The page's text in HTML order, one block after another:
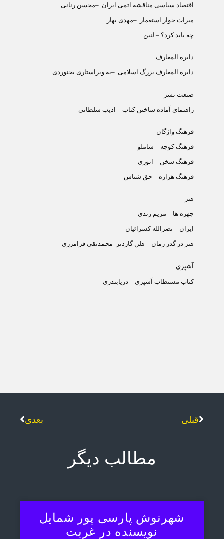
اقتصاد سیاسی مناقشه اتمی ایران –محسن رنانی
میراث خوار استعمار
–مهدی بهار
چه باید کرد؟ – لنین
دایره المعارف
دایره المعارف بزرگ اسلامی –به ویراستاری بجنوردی
صنعت نشر
راهنمای آماده ساختن کتاب –ادیب سلطانی
فرهنگ واژگان
فرهنگ کوچه –شاملو
فرهنگ سخن – انوری
فرهنگ هزاره –حق شناس
هنر
چهره ها –مریم زندی
ایران –نصرالله کسرائیان
هنر در گذر زمان –هلن گاردنر- محمدتقی فرامرزی
آشپزی
کتاب مستطاب آشپزی –دریابندری
قبلی بعدی
مطالب دیگر
شهرنوش پارسی پور شمایل
نویسنده در غربت